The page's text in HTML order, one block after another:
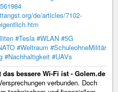
de/articles/7102-
#Tesla #WLAN #5G
#Weltraum #SchuleohneMilitär
#Nachhaltigkeit #UAVs
bessere Wi-Fi ist - Golem.de
verbunden. Doch